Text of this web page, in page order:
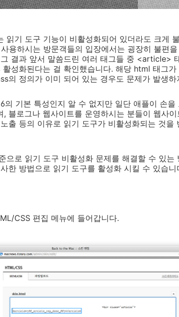
읽기 도구 기능이 비활성화되어 있더라도 크게
용하시는 방문객들의 입장에서는 굉장히 불편
결과 앞서 말씀드린 여러 태그들 중 <article>
성화된다는 걸 확인했습니다. 해당 html 태그
의 정의가 이미 되어 있는 경우도 문제가 발생하
의 기본 특성인지 알 수 없지만 일단 애플이 손
블로그나 웹사이트를 운영하시는 분들이 웹사
출 등의 이유로 읽기 도구가 비활성화되는 것을
으로 읽기 도구 비활성화 문제를 해결할 수 있는
한 방법으로 읽기 도구를 활성화 시킬 수 있습니
CSS 편집 메뉴에 들어갑니다.